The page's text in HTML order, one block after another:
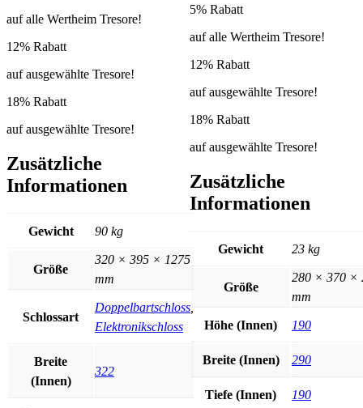
auf alle Wertheim Tresore!
12% Rabatt
auf ausgewählte Tresore!
18% Rabatt
auf ausgewählte Tresore!
Zusätzliche
Informationen
Gewicht 90 kg
Größe
320 × 395 × 1275
mm
Schlossart
Doppelbartschloss,
Elektronikschloss
Breite
(Innen)
322
5% Rabatt
auf alle Wertheim Tresore!
12% Rabatt
auf ausgewählte Tresore!
18% Rabatt
auf ausgewählte Tresore!
Zusätzliche
Informationen
Gewicht 23 kg
Größe
280 × 370 ×
mm
Höhe (Innen) 190
Breite (Innen) 290
Tiefe (Innen) 190